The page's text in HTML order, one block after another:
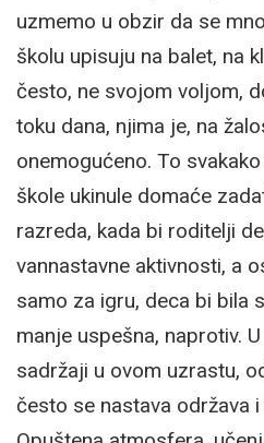
uzmemo u obzir da se
školu upisuju na balet, na
često, ne svojom voljom,
toku dana, njima je, na
onemogućeno. To
škole ukinule domaće
razreda, kada bi roditelji
vannastavne aktivnosti, a
samo za igru, deca bi bila
manje uspešna, naprotiv.
sadržaji u ovom uzrastu,
često se nastava održava